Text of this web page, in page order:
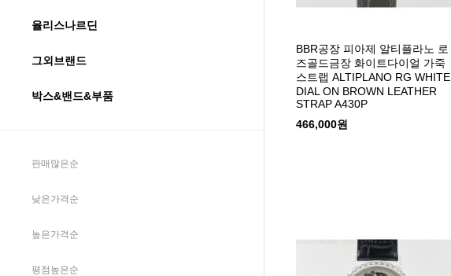
율리스나르딘
그외브랜드
박스&밴드&부품
판매많은순
낮은가격순
높은가격순
평점높은순
BBR공장 피아제 알티플라노 로
즈골드금장 화이트다이얼 가죽
스트랩 ALTIPLANO RG WHITE
DIAL ON BROWN LEATHER
STRAP A430P
466,000원